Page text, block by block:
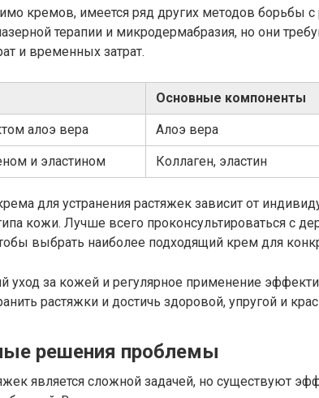
кремов, имеется ряд других методов борьбы с
терапии и микродермабразия, но они
и временных затрат.
Основные компоненты
алоэ вера Алоэ вера
и эластином Коллаген, эластин
для устранения растяжек зависит от
кожи. Лучше всего проконсультироваться с
выбрать наиболее подходящий крем для
уход за кожей и регулярное применение
растяжки и достичь здоровой, упругой и
решения проблемы
является сложной задачей, но существуют